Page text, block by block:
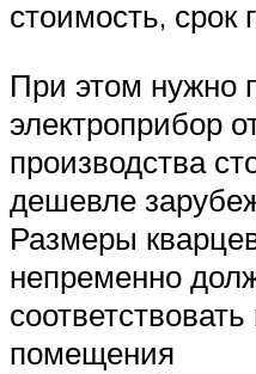
стоимость, срок
При этом нужно
электроприбор
производства
дешевле
Размеры
непременно
помещения